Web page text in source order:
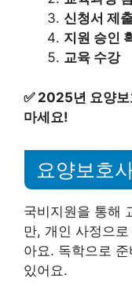
신청서 제
지원 승인
교육 수강
✅ 2025년 요양보
마세요!
요양보호
국비지원을 통해
만, 개인 사정으
아요. 독학으로
있어요.